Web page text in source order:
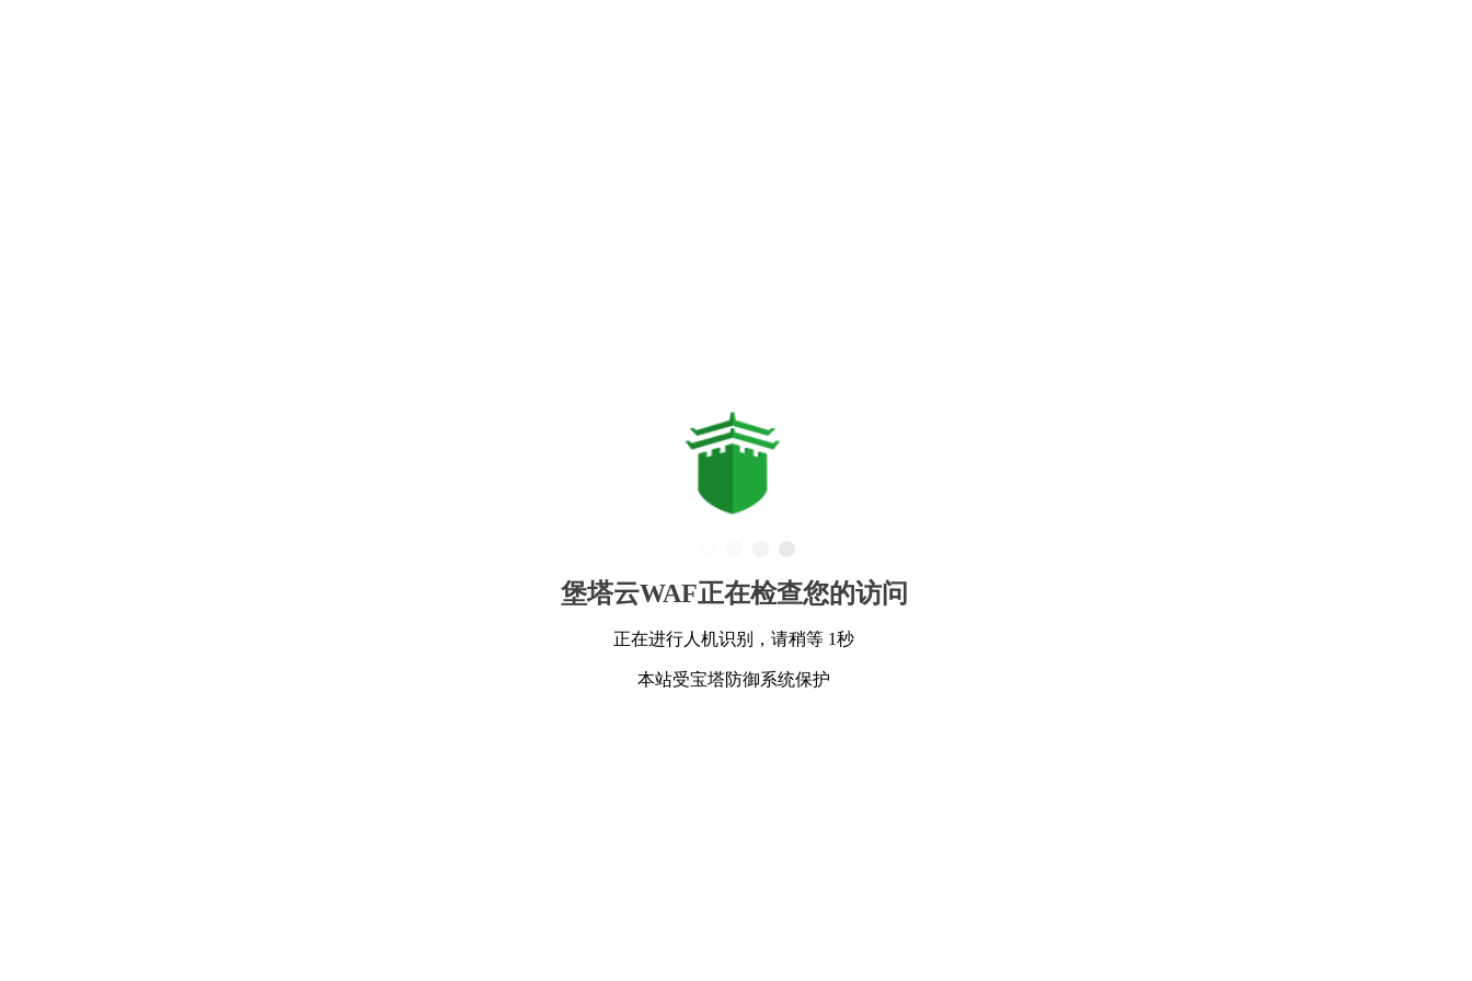
堡塔云WAF正在检查您的访问
正在进行人机识别，请稍等 1秒
本站受宝塔防御系统保护